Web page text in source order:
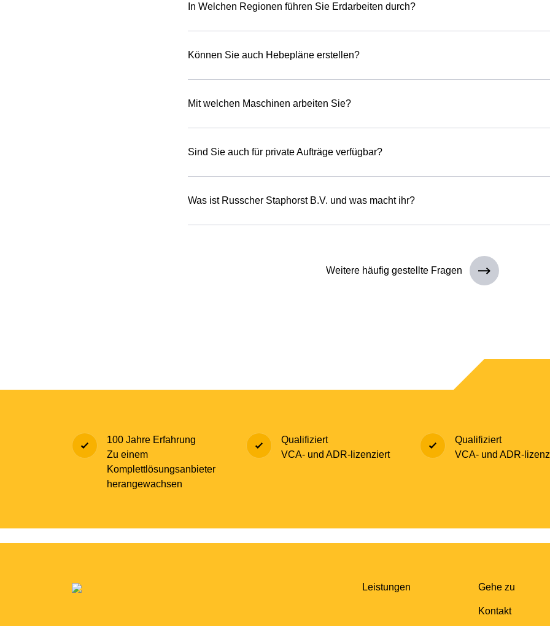
In Welchen Regionen führen Sie Erdarbeiten durch?
Können Sie auch Hebepläne erstellen?
Mit welchen Maschinen arbeiten Sie?
Sind Sie auch für private Aufträge verfügbar?
Was ist Russcher Staphorst B.V. und was macht ihr?
Weitere häufig gestellte Fragen
100 Jahre Erfahrung
Zu einem
Komplettlösungsanbieter
herangewachsen
Qualifiziert
VCA- und ADR-lizenziert
Qualifiziert
VCA- und ADR-
Leistungen Gehe zu
Kontakt